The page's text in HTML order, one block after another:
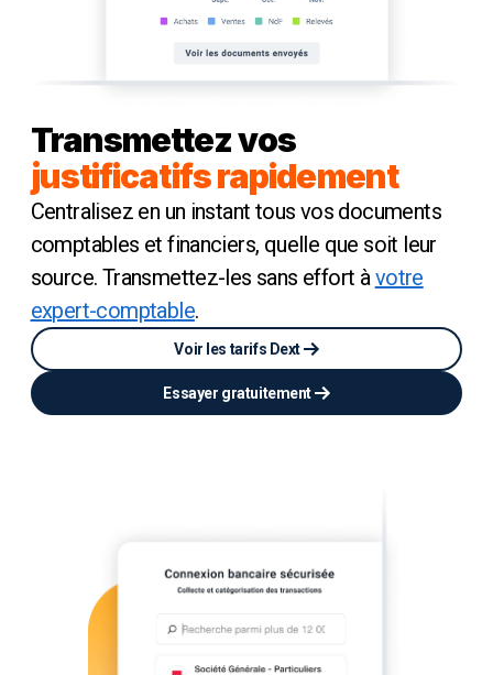
Transmettez vos
justificatifs rapidement
Centralisez en un instant tous vos documents
comptables et financiers, quelle que soit leur
source. Transmettez-les sans effort àvotre
expert-comptable.
Voir les tarifs Dext
Essayer gratuitement